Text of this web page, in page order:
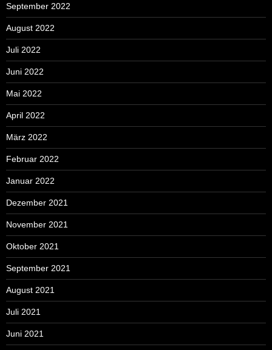
September 2022
August 2022
Juli 2022
Juni 2022
Mai 2022
April 2022
März 2022
Februar 2022
Januar 2022
Dezember 2021
November 2021
Oktober 2021
September 2021
August 2021
Juli 2021
Juni 2021